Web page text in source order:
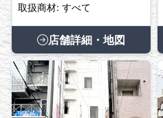
取扱商材: すべて
店舗詳細・地図